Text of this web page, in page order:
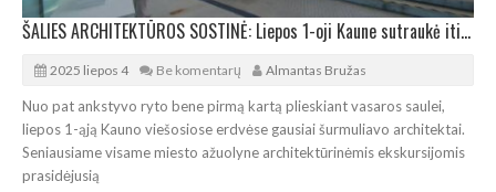
ŠALIES ARCHITEKTŪROS SOSTINĖ: Liepos 1-oji Kaune sutraukė itin gausias architektūrines pajėgas
2025 liepos 4 Be komentarų Almantas Bružas
Nuo pat ankstyvo ryto bene pirmą kartą plieskiant vasaros saulei,
liepos 1-ąją Kauno viešosiose erdvėse gausiai šurmuliavo architektai.
Seniausiame visame miesto ažuolyne architektūrinėmis ekskursijomis
prasidėjusią